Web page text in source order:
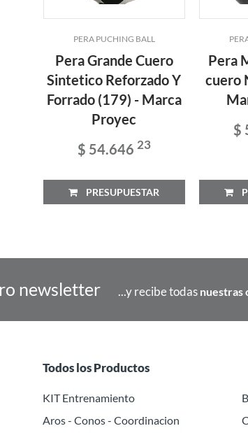
PERA PUCHING BALL
Pera Grande Cuero
Sintetico Reforzado Y
Forrado (179) - Marca
Proyec
$ 54.646 23
PRESUPUESTAR
Pera
cuero
$
newsletter ...y recibe todas nuestras
Todos los Productos
KIT Entrenamiento
Aros - Conos - Coordinacion